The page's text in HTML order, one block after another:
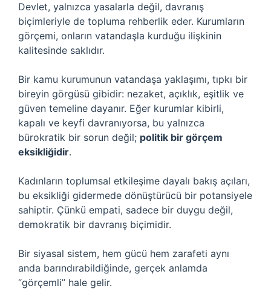
Devlet, yalnızca yasalarla değil, davranış
biçimleriyle de topluma rehberlik eder. Kurumların
görçemi, onların vatandaşla kurduğu ilişkinin
kalitesinde saklıdır.
Bir kamu kurumunun vatandaşa yaklaşımı, tıpkı bir
bireyin görgüsü gibidir: nezaket, açıklık, eşitlik ve
güven temeline dayanır. Eğer kurumlar kibirli,
kapalı ve keyfi davranıyorsa, bu yalnızca
bürokratik bir sorun değil; politik bir görçem
eksikliğidir.
Kadınların toplumsal etkileşime dayalı bakış açıları,
bu eksikliği gidermede dönüştürücü bir potansiyele
sahiptir. Çünkü empati, sadece bir duygu değil,
demokratik bir davranış biçimidir.
Bir siyasal sistem, hem gücü hem zarafeti aynı
anda barındırabildiğinde, gerçek anlamda
“görçemli” hale gelir.